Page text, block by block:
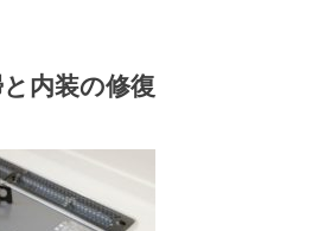
内装の修復